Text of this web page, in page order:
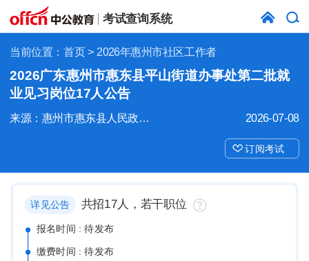
考试查询系统
当前位置： 首页> 2026年惠州市社区工作者
2026广东惠州市惠东县平山街道办事处第二批就
业见习岗位17人公告
2026-07-08
来源：惠州市惠东县人民政府大岭街道办事处
订阅考试
详见公告 共招17人，若干职位
报名时间 : 待发布
缴费时间 : 待发布